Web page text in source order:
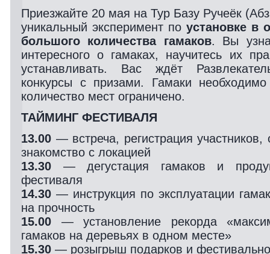
Приезжайте 20 мая на Тур Базу Ручеёк
уникальный эксперимент по установке в
большого количества гамаков. Вы
интересного о гамаках, научитесь их
устанавливать. Вас ждёт
конкурсы с призами. Гамаки
количество мест ограничено.
ТАЙМИНГ ФЕСТИВАЛЯ
13.00 — встреча, регистрация
знакомство с локацией
13.30 — дегустация гамаков и
фестиваля
14.30 — инструкция по эксплуатации
на прочность
15.00 — установление рекорда
гамаков на деревьях в одном месте»
15.30 — розыгрыш подарков и